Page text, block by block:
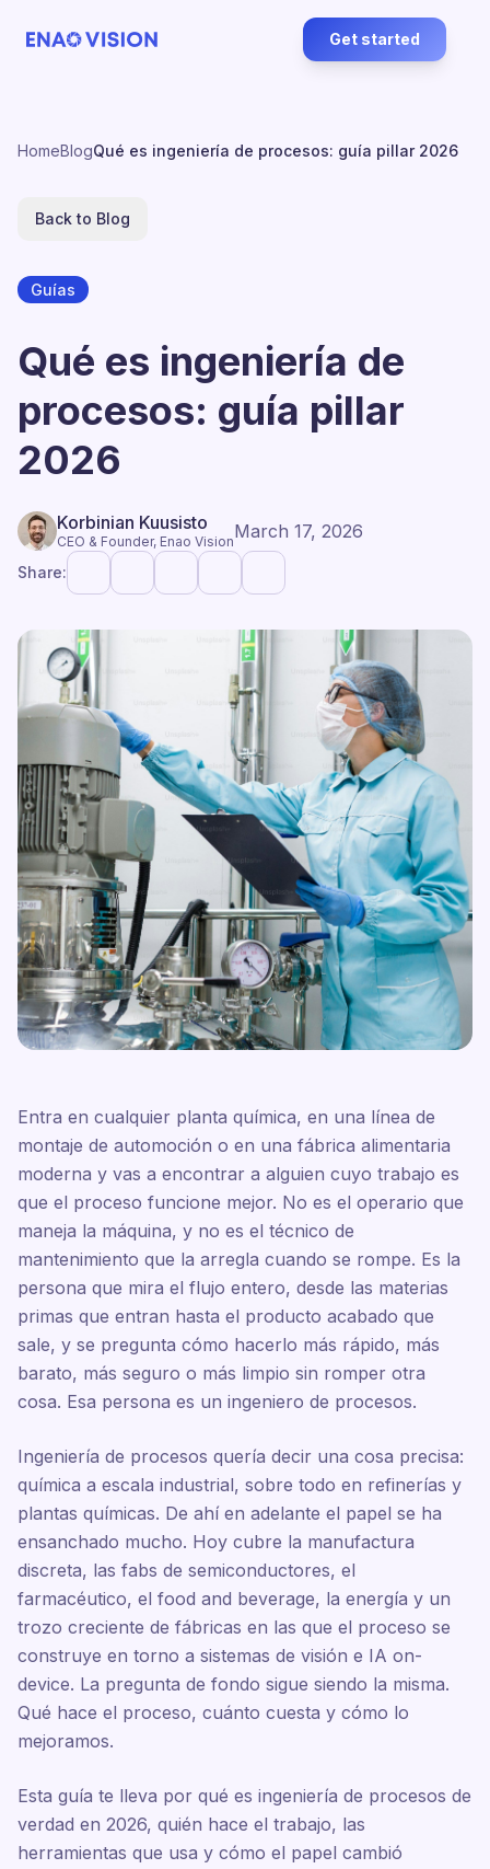
Get started
HomeBlogQué es ingeniería de procesos: guía pillar 2026
Back to Blog
Guías
Qué es ingeniería de
procesos: guía pillar
2026
Korbinian Kuusisto
CEO & Founder, Enao VisionMarch 17, 2026
Share:
Entra en cualquier planta química, en una línea de
montaje de automoción o en una fábrica alimentaria
moderna y vas a encontrar a alguien cuyo trabajo es
que el proceso funcione mejor. No es el operario que
maneja la máquina, y no es el técnico de
mantenimiento que la arregla cuando se rompe. Es la
persona que mira el flujo entero, desde las materias
primas que entran hasta el producto acabado que
sale, y se pregunta cómo hacerlo más rápido, más
barato, más seguro o más limpio sin romper otra
cosa. Esa persona es un ingeniero de procesos.
Ingeniería de procesos quería decir una cosa precisa:
química a escala industrial, sobre todo en refinerías y
plantas químicas. De ahí en adelante el papel se ha
ensanchado mucho. Hoy cubre la manufactura
discreta, las fabs de semiconductores, el
farmacéutico, el food and beverage, la energía y un
trozo creciente de fábricas en las que el proceso se
construye en torno a sistemas de visión e IA on-
device. La pregunta de fondo sigue siendo la misma.
Qué hace el proceso, cuánto cuesta y cómo lo
mejoramos.
Esta guía te lleva por qué es ingeniería de procesos de
verdad en 2026, quién hace el trabajo, las
herramientas que usa y cómo el papel cambió